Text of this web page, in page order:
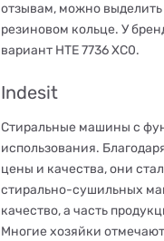
отзывам, можно
резиновом кольце. У
вариант HTE 7736 XC0.
Indesit
Стиральные машины с
использования.
цены и качества, они
стирально-сушильных
качество, а часть
Многие хозяйки